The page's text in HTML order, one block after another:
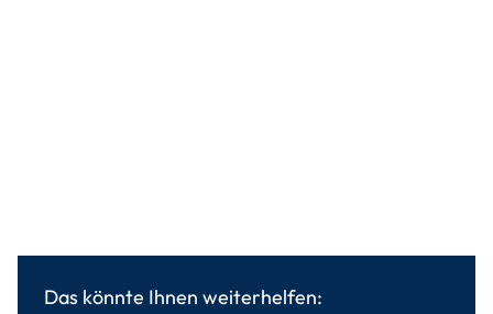
Das könnte Ihnen weiterhelfen: